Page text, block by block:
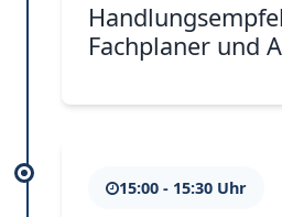
Fachplaner und
15:00 - 15:30 Uhr